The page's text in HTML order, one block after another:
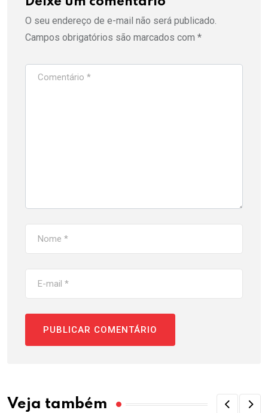
O seu endereço de e-mail não será publicado.
Campos obrigatórios são marcados com *
Veja também